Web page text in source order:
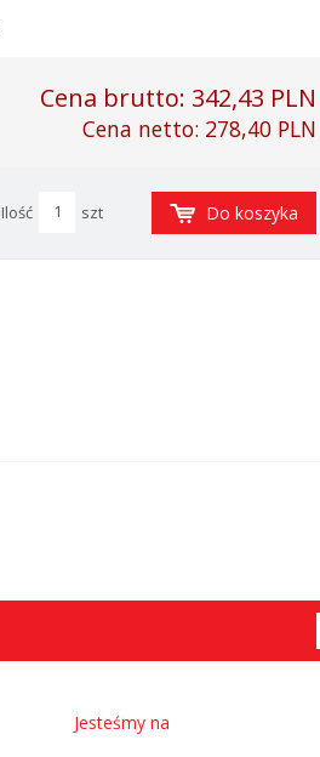
Cena brutto: 342,43 PLN
Cena netto: 278,40 PLN
Ilość szt Do koszyka
Jesteśmy na